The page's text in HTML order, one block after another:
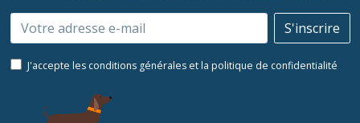
Email S'inscrire
J'accepte les conditions générales et la politique de confidentialité